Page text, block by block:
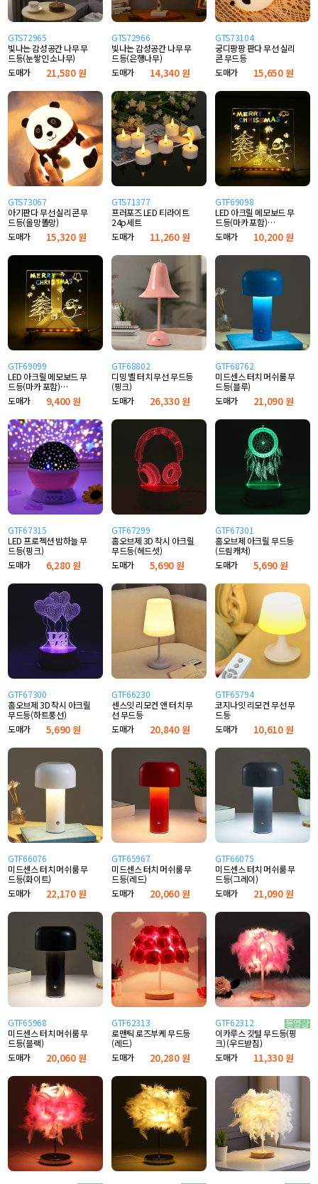
GTS72965
빛나는 감성공간 나무 무
드등(눈쌓인 소나무)
도매가
21,580 원
GTS72966
빛나는 감성공간 나무 무
드등(은행나무)
도매가
14,340 원
GTS73104
궁디팡팡 판다 무선 실리
콘 무드등
도매가
15,650 원
GTS73067
아기판다 무선 실리콘 무
드등(올망똘망)
도매가
15,320 원
GTS71377
프러포즈 LED 티라이트
24p세트
도매가
11,260 원
GTF69098
LED 아크릴 메모보드 무
드등(마카 포함)
(20x20cm)
도매가 10,200 원
GTF69099
LED 아크릴 메모보드 무
드등(마카 포함)
(15x15cm)
도매가 9,400 원
GTF68802
디밍 벨 터치 무선 무드등
(핑크)
도매가
26,330 원
GTF68762
미드센스 터치 머쉬룸 무
드등(블루)
도매가
21,090 원
GTF67315
LED 프로젝션 밤하늘 무
드등(핑크)
도매가
6,280 원
GTF67299
홈오브제 3D 착시 아크릴
무드등(헤드셋)
도매가
5,690 원
GTF67301
홈오브제 아크릴 무드등
(드림캐처)
도매가
5,690 원
GTF67300
홈오브제 3D 착시 아크릴
무드등(하트풍선)
도매가
5,690 원
GTF66230
센스잇 리모컨 앤 터치 무
선 무드등
도매가
20,840 원
GTF65794
코지나잇 리모컨 무선 무
드등
도매가
10,610 원
GTF66076
미드센스 터치 머쉬룸 무
드등(화이트)
도매가
22,170 원
GTF65967
미드센스 터치 머쉬룸 무
드등(레드)
도매가
20,060 원
GTF66075
미드센스 터치 머쉬룸 무
드등(그레이)
도매가
21,090 원
GTF65968
미드센스 터치 머쉬룸 무
드등(블랙)
도매가
20,060 원
GTF62313
로맨틱 로즈부케 무드등
(레드)
도매가
20,280 원
GTF62312
이카루스 깃털 무드등(핑
크) (우드받침)
도매가
11,330 원